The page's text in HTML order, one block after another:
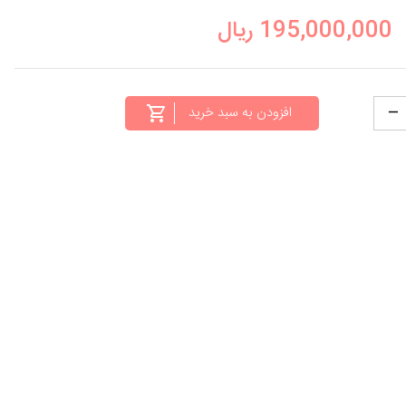
195,000,000 ریال
افزودن به سبد خرید